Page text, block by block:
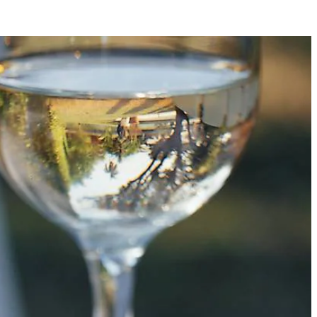
kom. Rijg ze om en om aan spiesen. Rooster de spiesen op de